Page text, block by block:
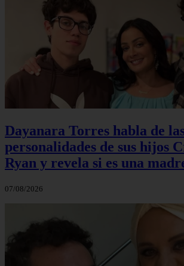
Dayanara Torres habla de
personalidades de sus hijos
Ryan y revela si es una
07/08/2026